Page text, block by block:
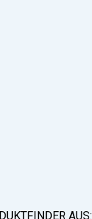
AUS: